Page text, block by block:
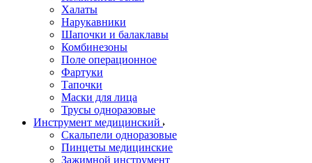
Халаты
Нарукавники
Шапочки и балаклавы
Комбинезоны
Поле операционное
Фартуки
Тапочки
Маски для лица
Трусы одноразовые
Инструмент медицинский
Скальпели одноразовые
Пинцеты медицинские
Зажимной инструмент